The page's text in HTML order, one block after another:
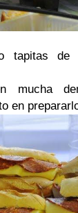
tapitas
mucha
en